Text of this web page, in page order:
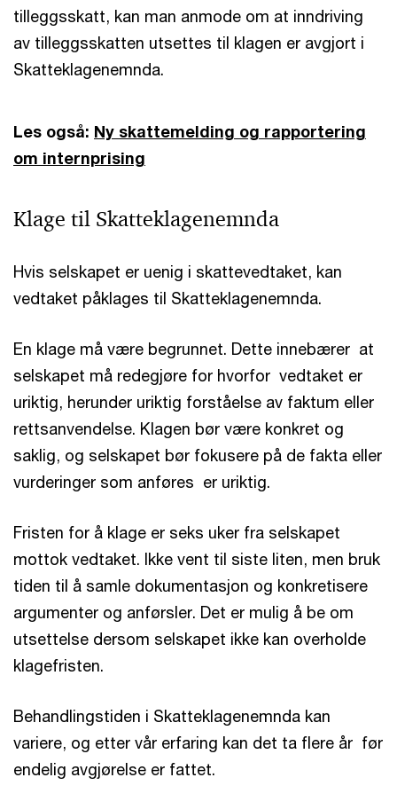
tilleggsskatt, kan man anmode om at inndriving
av tilleggsskatten utsettes til klagen er avgjort i
Skatteklagenemnda.
Les også: Ny skattemelding og rapportering
om internprising
Klage til Skatteklagenemnda
Hvis selskapet er uenig i skattevedtaket, kan
vedtaket påklages til Skatteklagenemnda.
En klage må være begrunnet. Dette innebærer at
selskapet må redegjøre for hvorfor vedtaket er
uriktig, herunder uriktig forståelse av faktum eller
rettsanvendelse. Klagen bør være konkret og
saklig, og selskapet bør fokusere på de fakta eller
vurderinger som anføres er uriktig.
Fristen for å klage er seks uker fra selskapet
mottok vedtaket. Ikke vent til siste liten, men bruk
tiden til å samle dokumentasjon og konkretisere
argumenter og anførsler. Det er mulig å be om
utsettelse dersom selskapet ikke kan overholde
klagefristen.
Behandlingstiden i Skatteklagenemnda kan
variere, og etter vår erfaring kan det ta flere år før
endelig avgjørelse er fattet.